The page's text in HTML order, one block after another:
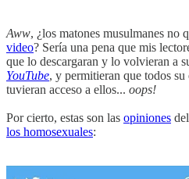
Aww, ¿los matones musulmanes no
video? Sería una pena que mis
que lo descargaran y lo volvieran a
YouTube, y permitieran que todos su
tuvieran acceso a ellos... oops!
Por cierto, estas son las opiniones
los homosexuales: